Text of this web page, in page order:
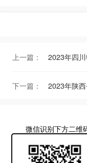
上一篇： 2023年四
下一篇： 2023年陕
微信识别下方二维